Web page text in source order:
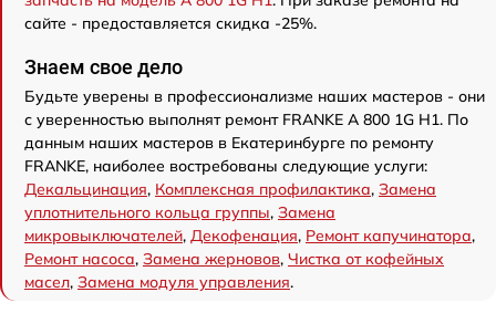
сайте - предоставляется скидка -25%.
Знаем свое дело
Будьте уверены в профессионализме наших мастеров - они
с уверенностью выполнят ремонт FRANKE A 800 1G H1. По
данным наших мастеров в Екатеринбурге по ремонту
FRANKE, наиболее востребованы следующие услуги:
Декальцинация, Комплексная профилактика, Замена
уплотнительного кольца группы, Замена
микровыключателей, Декофенация, Ремонт капучинатора,
Ремонт насоса, Замена жерновов, Чистка от кофейных
масел, Замена модуля управления.